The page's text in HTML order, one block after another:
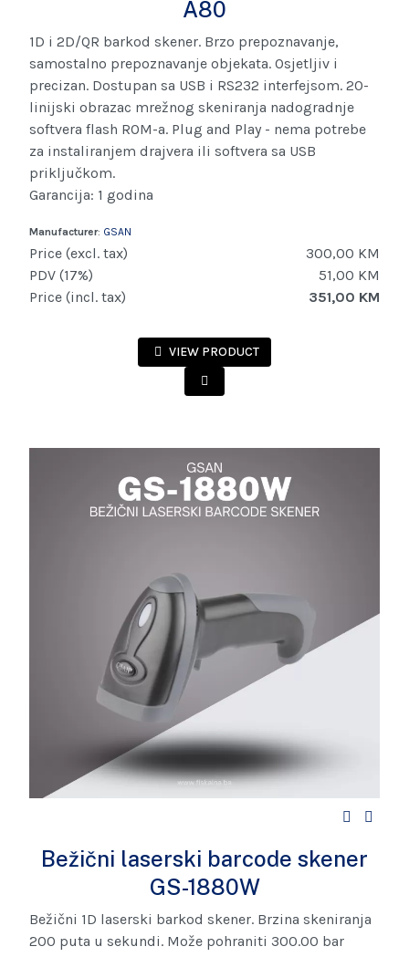
A80
1D i 2D/QR barkod skener. Brzo prepoznavanje,
samostalno prepoznavanje objekata. Osjetljiv i
precizan. Dostupan sa USB i RS232 interfejsom. 20-
linijski obrazac mrežnog skeniranja nadogradnje
softvera flash ROM-a. Plug and Play - nema potrebe
za instaliranjem drajvera ili softvera sa USB
priključkom.
Garancija: 1 godina
Manufacturer: GSAN
Price (excl. tax)
300,00 KM
PDV (17%)
51,00 KM
Price (incl. tax)
351,00 KM
VIEW PRODUCT
Bežični laserski barcode skener
GS-1880W
Bežični 1D laserski barkod skener. Brzina skeniranja
200 puta u sekundi. Može pohraniti 300.00 bar